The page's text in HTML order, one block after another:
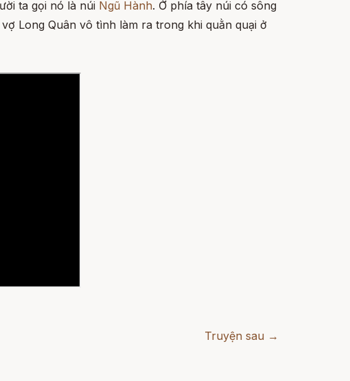
ta gọi nó là núi Ngũ Hành. Ở phía tây núi có sông
Long Quân vô tình làm ra trong khi quằn quại ở
Truyện sau →